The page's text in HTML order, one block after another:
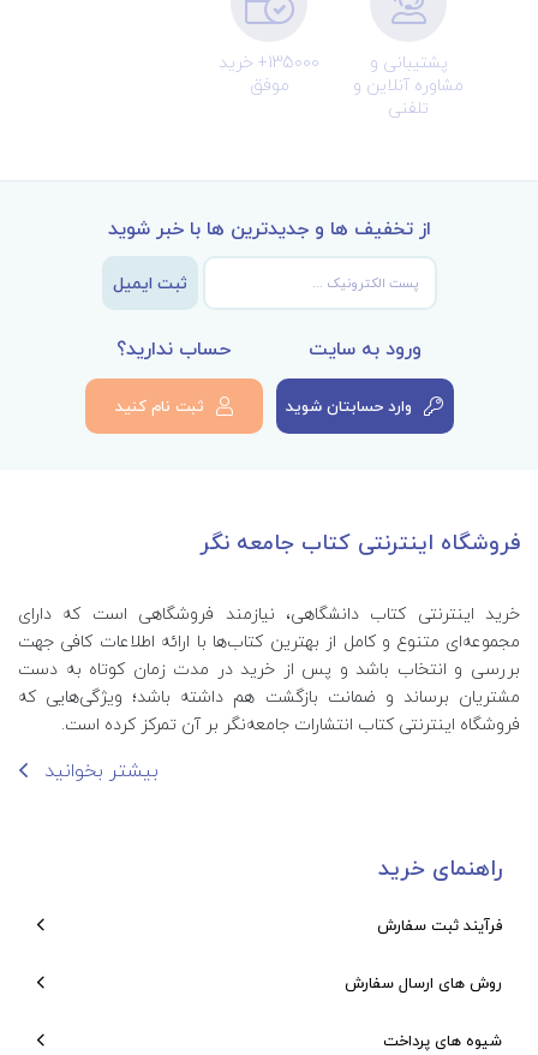
پشتیبانی و
مشاوره آنلاین و
تلفنی
135000+ خرید
موفق
از تخفیف ها و جدیدترین ها با خبر شوید
ثبت ایمیل
ورود به سایت
وارد حسابتان شوید
حساب ندارید؟
ثبت نام کنید
فروشگاه اینترنتی کتاب جامعه نگر
خرید اینترنتی کتاب‌ دانشگاهی، نیازمند فروشگاهی است که دارای
مجموعه‌ای متنوع و کامل از بهترین کتاب‌ها با ارائه اطلاعات کافی جهت
بررسی و انتخاب باشد و پس از خرید در مدت زمان کوتاه به دست
مشتریان برساند و ضمانت بازگشت هم داشته باشد؛ ویژگی‌هایی که
فروشگاه اینترنتی کتاب انتشارات جامعه‌نگر بر آن تمرکز کرده است.
بیشتر بخوانید
راهنمای خرید
فرآیند ثبت سفارش
روش های ارسال سفارش
شیوه های پرداخت